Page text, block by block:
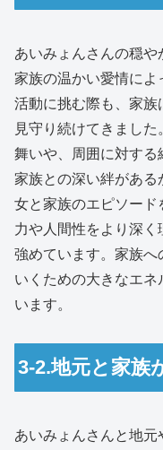
あいみょんさんの穏
家族の温かい愛情に
活動に挑む際も、家族
見守り続けてきまし
舞いや、周囲に対する
家族との深い絆があ
女と家族のエピソー
力や人間性をより深
強めています。家族へ
いくための大きなエ
います。
3-2.地元と家族
あいみょんさんと地元